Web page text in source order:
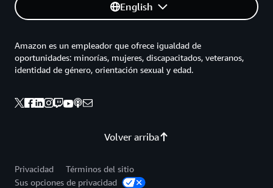
English
Volver arriba
Amazon es un empleador que ofrece igualdad de
oportunidades: minorías, mujeres, discapacitados, veteranos,
identidad de género, orientación sexual y edad.
Privacidad
Términos del sitio
Sus opciones de privacidad